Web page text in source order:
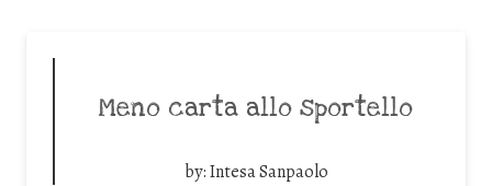
Meno carta allo sportello
by:Intesa Sanpaolo